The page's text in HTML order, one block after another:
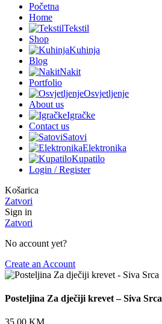
Početna
Home
Tekstil
Shop
Kuhinja
Blog
Nakit
Portfolio
Osvjetljenje
About us
Igračke
Contact us
Satovi
Elektronika
Kupatilo
Login / Register
Košarica
Zatvori
Sign in
Zatvori
No account yet?
Create an Account
Posteljina Za dječiji krevet – Siva Srca